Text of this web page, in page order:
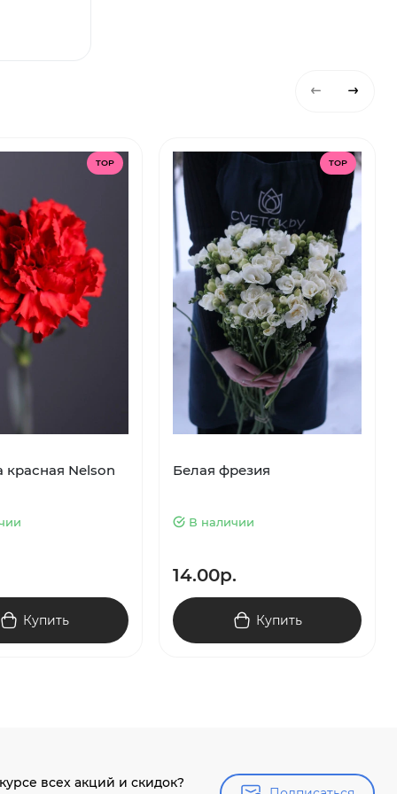
TOP
красная Nelson
Купить
TOP
Белая фрезия
В наличии
14.00р.
Купить
всех акций и скидок?